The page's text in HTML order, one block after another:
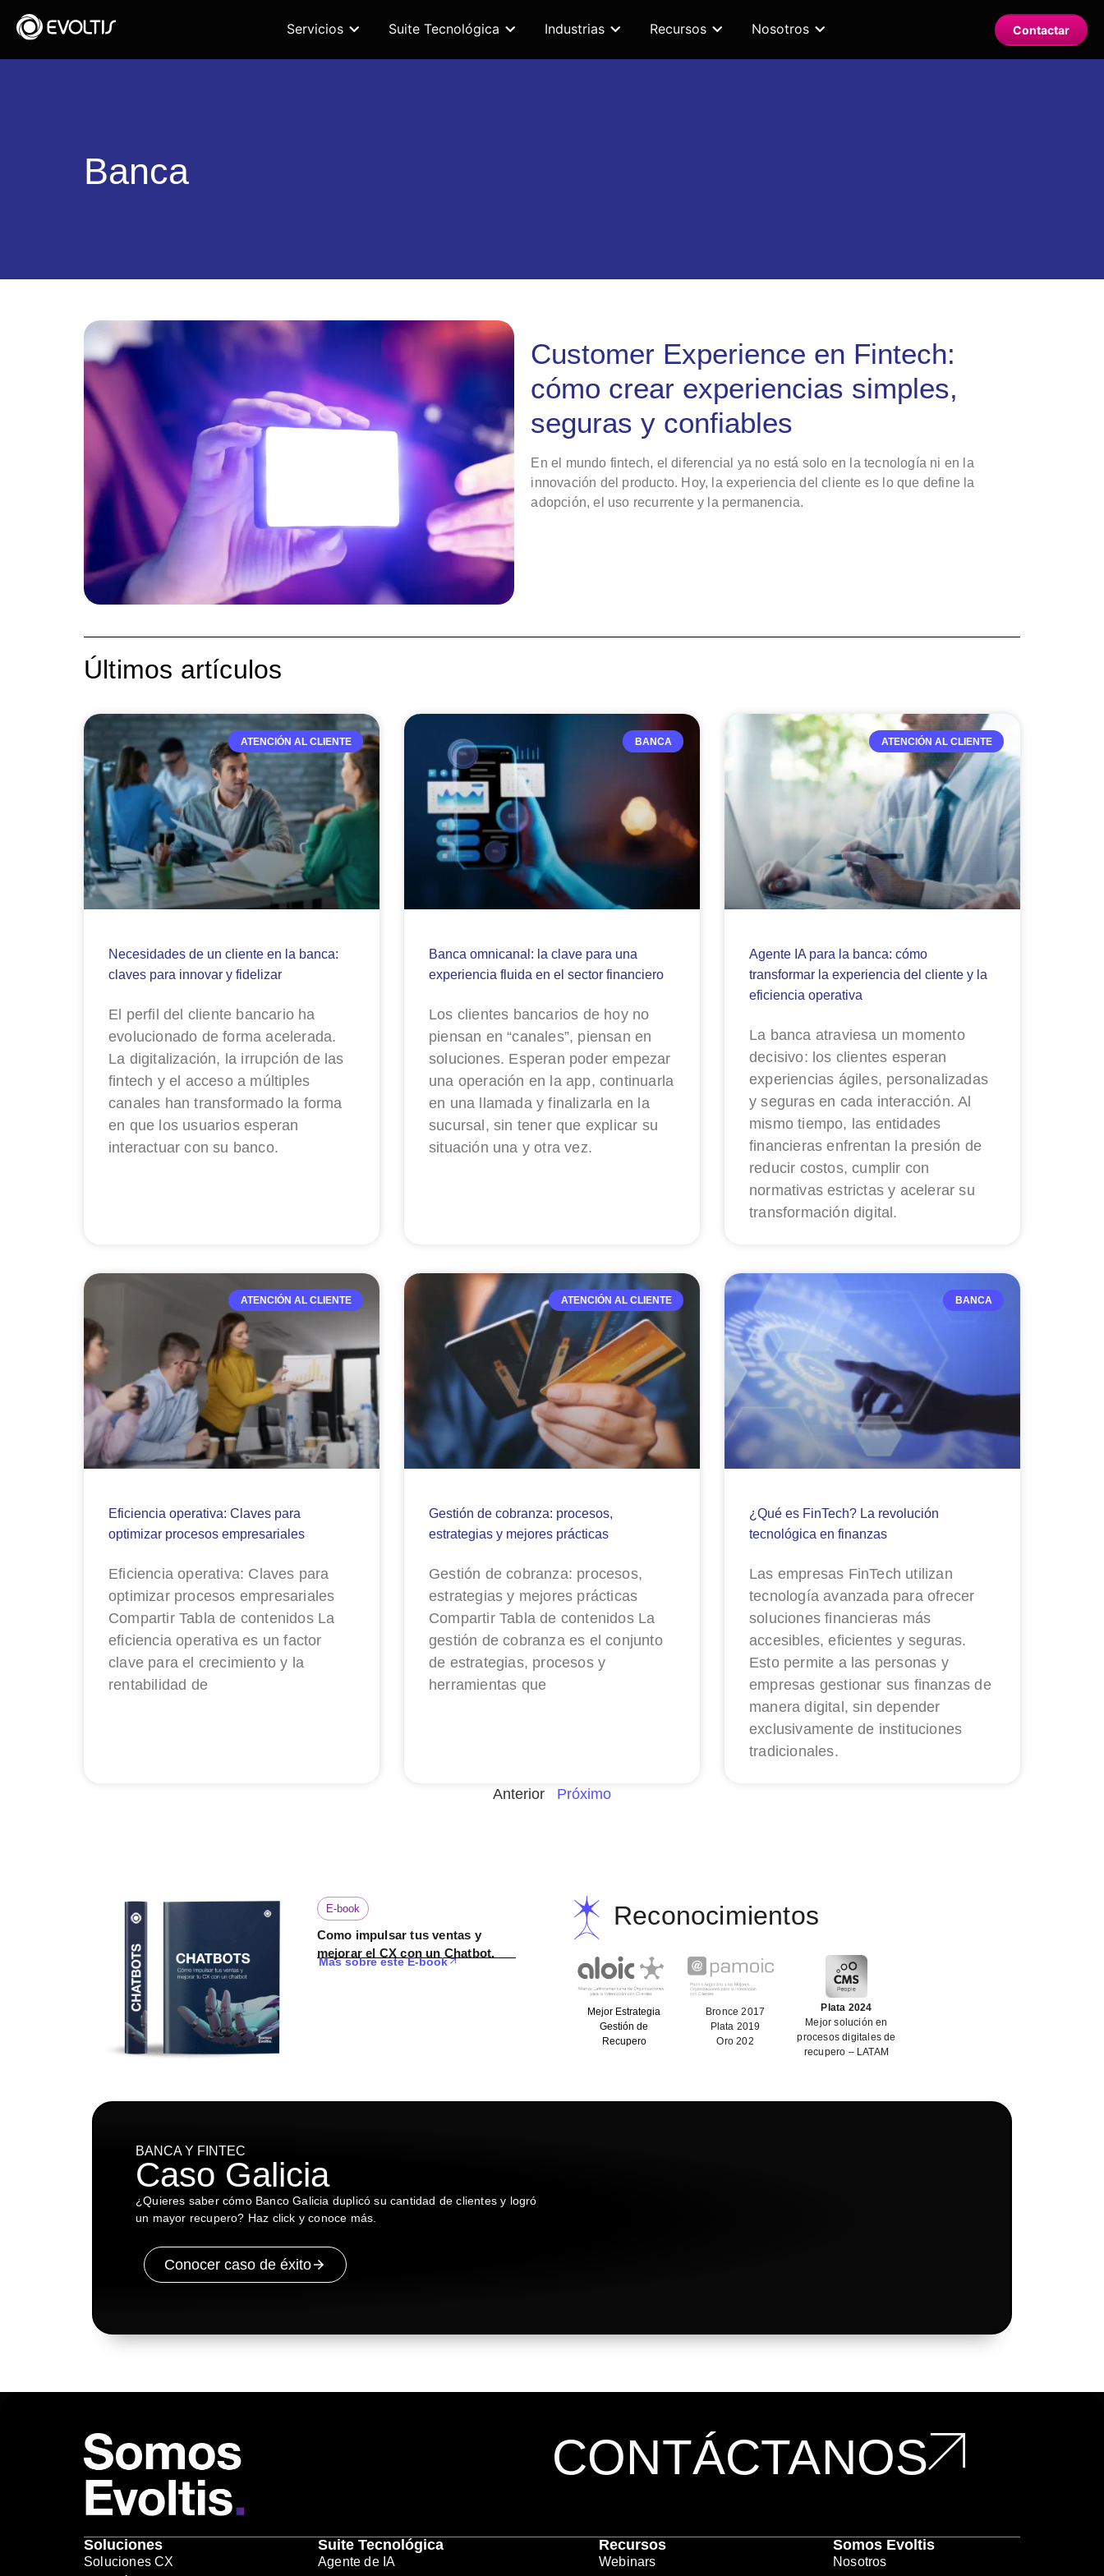
Servicios Suite Tecnológica Industrias Recursos Nosotros Contactar
Banca
Customer Experience en Fintech:
cómo crear experiencias simples,
seguras y confiables
En el mundo fintech, el diferencial ya no está solo en la tecnología ni en la
innovación del producto. Hoy, la experiencia del cliente es lo que define la
adopción, el uso recurrente y la permanencia.
Últimos artículos
ATENCIÓN AL CLIENTE
Necesidades de un cliente en la banca:
claves para innovar y fidelizar
El perfil del cliente bancario ha
evolucionado de forma acelerada.
La digitalización, la irrupción de las
fintech y el acceso a múltiples
canales han transformado la forma
en que los usuarios esperan
interactuar con su banco.
BANCA
Banca omnicanal: la clave para una
experiencia fluida en el sector financiero
Los clientes bancarios de hoy no
piensan en “canales”, piensan en
soluciones. Esperan poder empezar
una operación en la app, continuarla
en una llamada y finalizarla en la
sucursal, sin tener que explicar su
situación una y otra vez.
ATENCIÓN AL CLIENTE
Agente IA para la banca: cómo
transformar la experiencia del cliente y la
eficiencia operativa
La banca atraviesa un momento
decisivo: los clientes esperan
experiencias ágiles, personalizadas
y seguras en cada interacción. Al
mismo tiempo, las entidades
financieras enfrentan la presión de
reducir costos, cumplir con
normativas estrictas y acelerar su
transformación digital.
ATENCIÓN AL CLIENTE
Eficiencia operativa: Claves para
optimizar procesos empresariales
Eficiencia operativa: Claves para
optimizar procesos empresariales
Compartir Tabla de contenidos La
eficiencia operativa es un factor
clave para el crecimiento y la
rentabilidad de
ATENCIÓN AL CLIENTE
Gestión de cobranza: procesos,
estrategias y mejores prácticas
Gestión de cobranza: procesos,
estrategias y mejores prácticas
Compartir Tabla de contenidos La
gestión de cobranza es el conjunto
de estrategias, procesos y
herramientas que
BANCA
¿Qué es FinTech? La revolución
tecnológica en finanzas
Las empresas FinTech utilizan
tecnología avanzada para ofrecer
soluciones financieras más
accesibles, eficientes y seguras.
Esto permite a las personas y
empresas gestionar sus finanzas de
manera digital, sin depender
exclusivamente de instituciones
tradicionales.
Anterior Próximo
E-book
Como impulsar tus ventas y
mejorar el CX con un Chatbot.
Mas sobre este E-book
Reconocimientos
Mejor Estrategia
Gestión de
Recupero
Bronce 2017
Plata 2019
Oro 202
Plata 2024
Mejor solución en
procesos digitales de
recupero – LATAM
BANCA Y FINTEC
Caso Galicia
¿Quieres saber cómo Banco Galicia duplicó su cantidad de clientes y logró
un mayor recupero? Haz click y conoce más.
Conocer caso de éxito
CONTÁCTANOS
Soluciones
Soluciones CX
Suite Tecnológica
Agente de IA
Recursos
Webinars
Somos Evoltis
Nosotros